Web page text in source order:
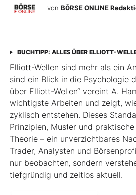
von BÖRSE ONLINE
BUCHTIPP: ALLES ÜBER ELLIOTT-
Elliott-Wellen sind mehr als ein
sind ein Blick in die Psychologie
über Elliott-Wellen“ vereint A.
wichtigste Arbeiten und zeigt,
zyklisch entstehen. Dieses
Prinzipien, Muster und
Theorie – ein unverzichtbares
Trader, Analysten und
nur beobachten, sondern
tiefgründig und zeitlos aktuell.